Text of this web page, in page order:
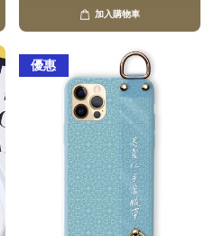
加入購物車
優惠